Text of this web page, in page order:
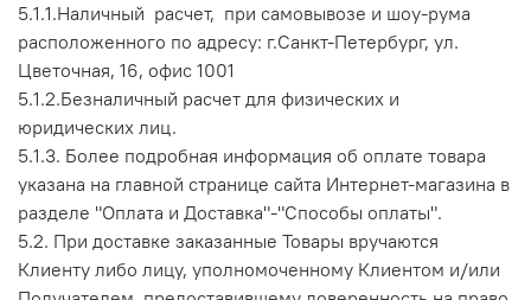
5.1.1.Наличный расчет, при самовывозе и шоу-рума
расположенного по адресу: г.Санкт-Петербург, ул.
Цветочная, 16, офис 1001
5.1.2.Безналичный расчет для физических и
юридических лиц.
5.1.3. Более подробная информация об оплате товара
указана на главной странице сайта Интернет-магазина в
разделе "Оплата и Доставка"-"Способы оплаты".
5.2. При доставке заказанные Товары вручаются
Клиенту либо лицу, уполномоченному Клиентом и/или